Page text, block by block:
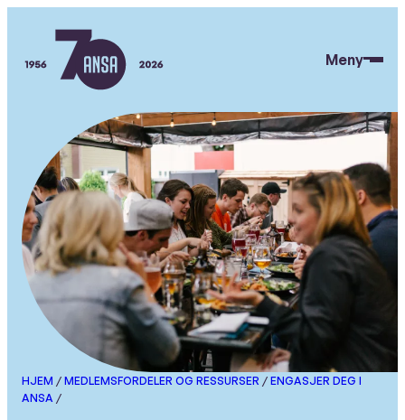
hovedinnhold
Meny
HJEM / MEDLEMSFORDELER OG RESSURSER / ENGASJER DEG I
ANSA /